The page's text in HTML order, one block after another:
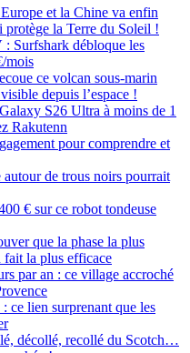
et la Chine va enfin
la Terre du Soleil !
Surfshark débloque les
mois
ce volcan sous-marin
depuis l’espace !
S26 Ultra à moins de 1
Rakutenn
pour comprendre et
autour de trous noirs pourrait
€ sur ce robot tondeuse
que la phase la plus
fait la plus efficace
par an : ce village accroché
ce lien surprenant que les
décollé, recollé du Scotch…